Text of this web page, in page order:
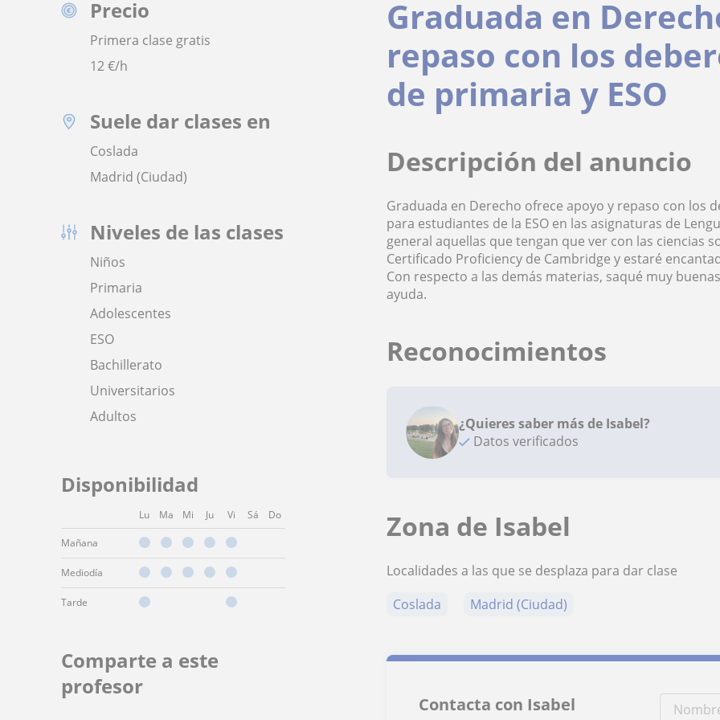
Precio
Primera clase gratis
12€/h
Suele dar clases en
Coslada
Madrid (Ciudad)
Niveles de las clases
Niños
Primaria
Adolescentes
ESO
Bachillerato
Universitarios
Adultos
Disponibilidad
Lu Ma Mi Ju Vi Sá Do
Mañana
Mediodía
Tarde
Comparte a este
profesor
Graduada en
repaso con los
de primaria y ESO
Descripción del anuncio
Graduada en Derecho ofrece apoyo y repaso con
para estudiantes de la ESO en las asignaturas de
general aquellas que tengan que ver con las ciencias
Certificado Proficiency de Cambridge y estaré
Con respecto a las demás materias, saqué muy
ayuda.
Reconocimientos
¿Quieres saber más de Isabel?
Datos verificados
Zona de Isabel
Localidades a las que se desplaza para dar clase
Coslada
Madrid (Ciudad)
Contacta con Isabel